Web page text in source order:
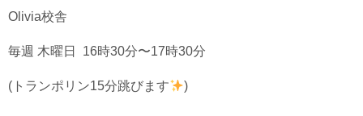
Olivia校舎
毎週 木曜日 16時30分〜17時30分
(トランポリン15分跳びます )